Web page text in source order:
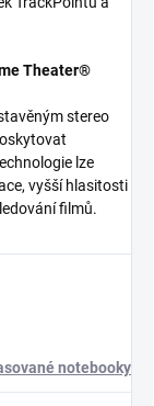
Theater®
stereo
lze
vyšší hlasitosti
filmů.
notebooky